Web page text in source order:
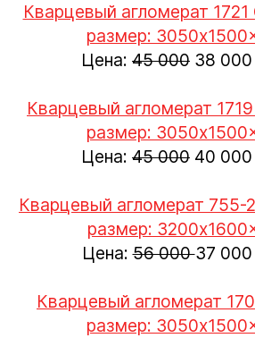
Кварцевый агломерат
размер:
Цена: 45 000 38
Кварцевый агломерат
размер:
Цена: 45 000 40
Кварцевый агломерат 755-
размер:
Цена:56 00037
Кварцевый агломерат
размер: